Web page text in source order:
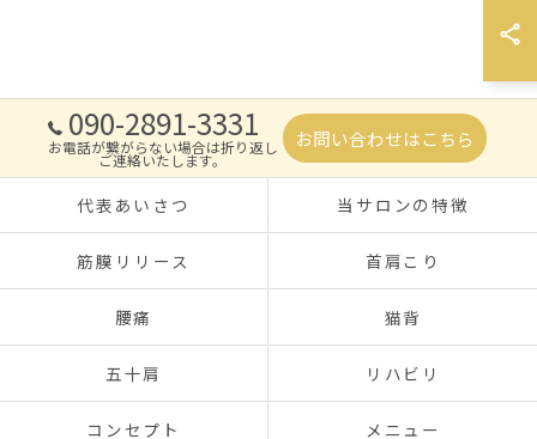
090-2891-3331
お電話が繋がらない場合は折り返し
ご連絡いたします。
お問い合わせはこちら
代表あいさつ 当サロンの特徴
筋膜リリース 首肩こり
腰痛 猫背
五十肩 リハビリ
コンセプト メニュー